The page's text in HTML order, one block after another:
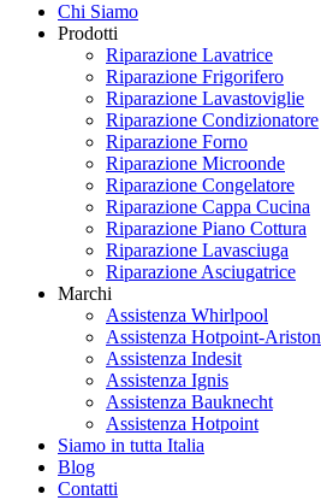
Chi Siamo
Prodotti
Riparazione Lavatrice
Riparazione Frigorifero
Riparazione Lavastoviglie
Riparazione Condizionatore
Riparazione Forno
Riparazione Microonde
Riparazione Congelatore
Riparazione Cappa Cucina
Riparazione Piano Cottura
Riparazione Lavasciuga
Riparazione Asciugatrice
Marchi
Assistenza Whirlpool
Assistenza Hotpoint-Ariston
Assistenza Indesit
Assistenza Ignis
Assistenza Bauknecht
Assistenza Hotpoint
Siamo in tutta Italia
Blog
Contatti